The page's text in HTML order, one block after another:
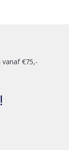
vanaf €75,-